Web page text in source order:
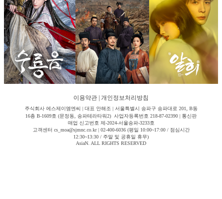
이용약관 개인정보처리방침
주식회사 에스제이엠엔씨 | 대표 안해조 | 서울특별시 송파구 송파대로 201, B동
16층 B-1609호 (문정동, 송파테라타워2) 사업자등록번호 218-87-02390 | 통신판
매업 신고번호 제-2024-서울송파-3233호
고객센터 cs_moa@sjmnc.co.kr | 02-400-6036 (평일 10:00~17:00 / 점심시간
12:30~13:30 / 주말 및 공휴일 휴무)
AsiaN. ALL RIGHTS RESERVED